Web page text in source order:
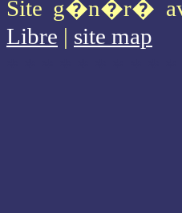
Site g�n�r�
Libre | site map